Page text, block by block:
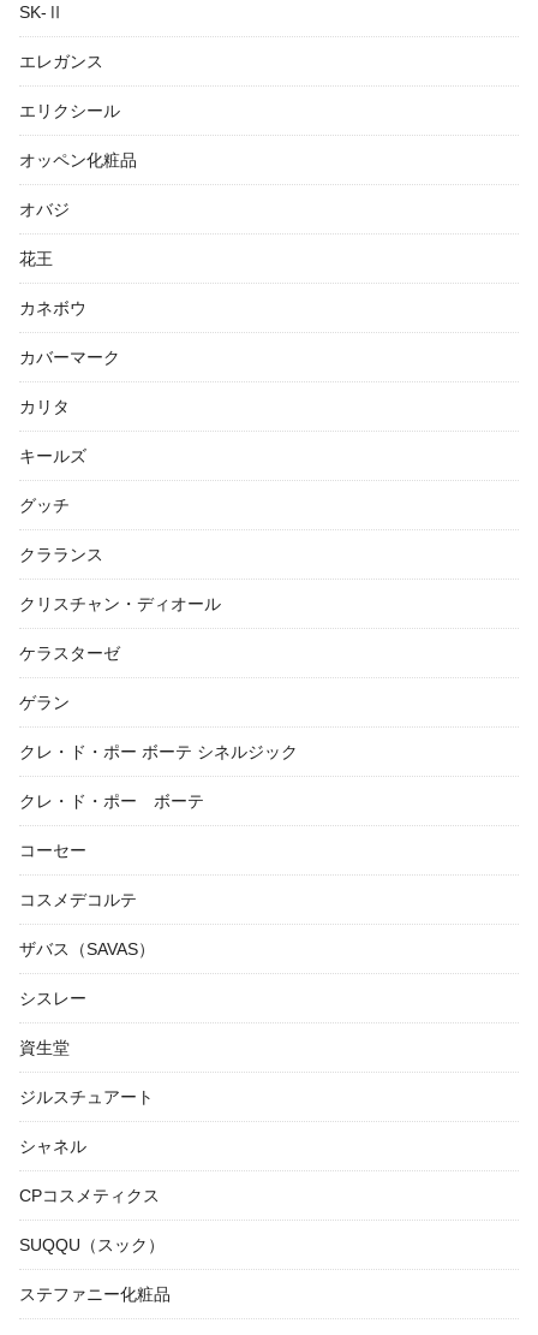
SK-Ⅱ
エレガンス
エリクシール
オッペン化粧品
オバジ
花王
カネボウ
カバーマーク
カリタ
キールズ
グッチ
クラランス
クリスチャン・ディオール
ケラスターゼ
ゲラン
クレ・ド・ポー ボーテ シネルジック
クレ・ド・ポー ボーテ
コーセー
コスメデコルテ
ザバス（SAVAS）
シスレー
資生堂
ジルスチュアート
シャネル
CPコスメティクス
SUQQU（スック）
ステファニー化粧品